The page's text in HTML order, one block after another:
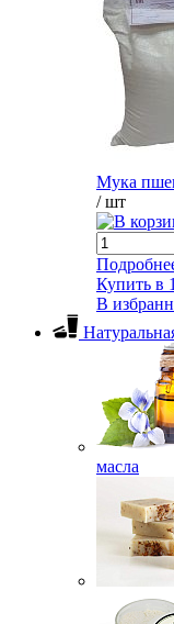
Мука
/ шт
Купить в
В
масла